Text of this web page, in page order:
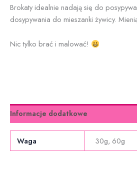
Brokaty idealnie nadają się do
dosypywania do mieszanki żywicy.
Nic tylko brać i malować!
Informacje dodatkowe
Waga 30g, 60g